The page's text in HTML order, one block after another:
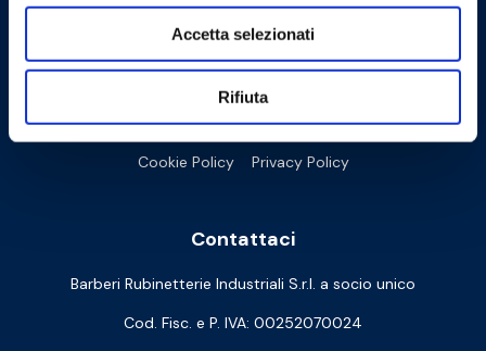
Accetta selezionati
Rifiuta
Cookie Policy Privacy Policy
Contattaci
Barberi Rubinetterie Industriali S.r.l. a socio unico
Cod. Fisc. e P. IVA: 00252070024